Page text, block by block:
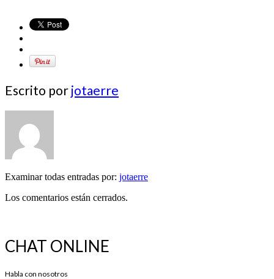
Escrito por jotaerre
Examinar todas entradas por: jotaerre
Los comentarios están cerrados.
CHAT ONLINE
Habla con nosotros